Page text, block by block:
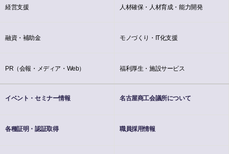
経営支援
融資・補助金
PR（会報・メディア・Web）
人材確保・人材育成・能力開発
モノづくり・IT化支援
福利厚生・施設サービス
イベント・セミナー情報
各種証明・認証取得
名古屋商工会議所について
職員採用情報